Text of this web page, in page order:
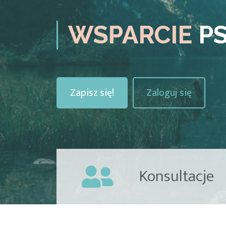
WSPARCIE
Zapisz się! Zaloguj się
Konsultacje